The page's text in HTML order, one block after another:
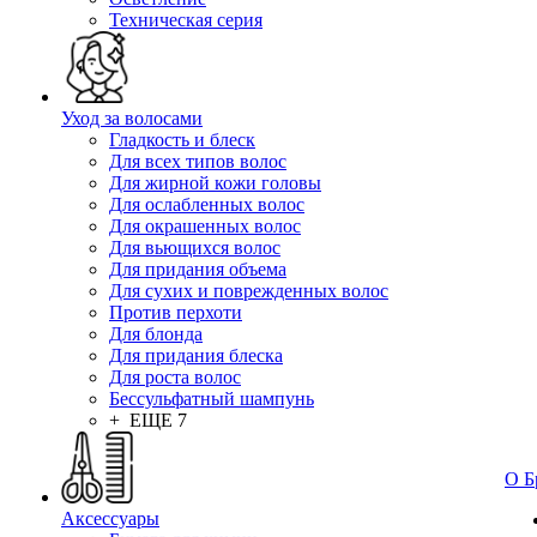
Техническая серия
Уход за волосами
Гладкость и блеск
Для всех типов волос
Для жирной кожи головы
Для ослабленных волос
Для окрашенных волос
Для вьющихся волос
Для придания объема
Для сухих и поврежденных волос
Против перхоти
Для блонда
Для придания блеска
Для роста волос
Бессульфатный шампунь
+ ЕЩЕ 7
Аксессуары
О